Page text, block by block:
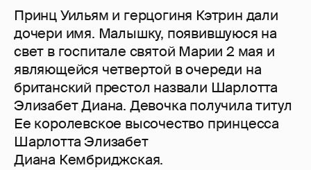
Принц Уильям и герцогиня Кэтрин дали
дочери имя. Малышку, появившуюся на
свет в госпитале святой Марии 2 мая и
являющейся четвертой в очереди на
британский престол назвали Шарлотта
Элизабет Диана. Девочка получила титул
Ее королевское высочество принцесса
Шарлотта Элизабет
Диана Кембриджская.